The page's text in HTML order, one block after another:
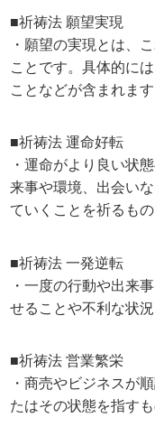
■祈祷法 願望実現
・願望の実現とは、
ことです。具体的に
ことなどが含まれます
■祈祷法 運命好転
・運命がより良い状
来事や環境、出会い
ていくことを祈るもの
■祈祷法 一発逆転
・一度の行動や出来
せることや不利な状
■祈祷法 営業繁栄
・商売やビジネスが
たはその状態を指すも